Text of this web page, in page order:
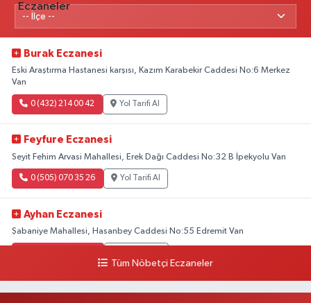
Burak Eczanesi
Eski Araştırma Hastanesi karşısı, Kazım Karabekir Caddesi No:6 Merkez
Van
0 (432) 214 00 42 Yol Tarifi Al
Feyfure Eczanesi
Seyit Fehim Arvasi Mahallesi, Erek Dağı Caddesi No:32 B İpekyolu Van
0 (505) 070 35 26 Yol Tarifi Al
Ayhan Eczanesi
Şabaniye Mahallesi, Hasanbey Caddesi No:55 Edremit Van
Tüm Nöbetçi Eczaneler